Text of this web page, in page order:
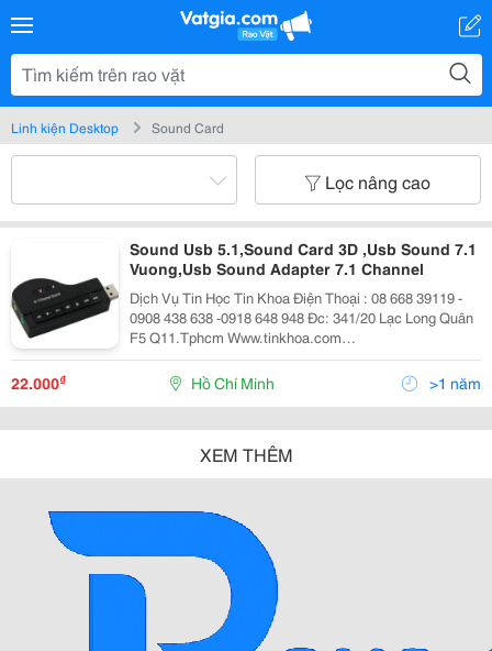
Linh kiện Desktop Sound Card
Lọc nâng cao
Sound Usb 5.1,Sound Card 3D ,Usb Sound 7.1
Vuong,Usb Sound Adapter 7.1 Channel
Dịch Vụ Tin Học Tin Khoa Điện Thoại : 08 668 39119 -
0908 438 638 -0918 648 948 Đc: 341/20 Lạc Long Quân
F5 Q11.Tphcm Www.tinkhoa.com
Https://Www.facebook.com/Tinkhoa.tinhoc Card Âm
22.000₫ Hồ Chí Minh >1 năm
XEM THÊM